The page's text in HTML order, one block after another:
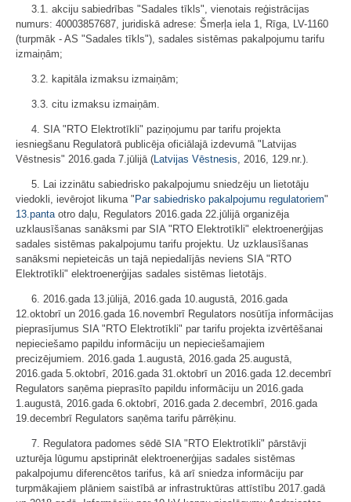
3.1. akciju sabiedrības "Sadales tīkls", vienotais reģistrācijas
numurs: 40003857687, juridiskā adrese: Šmerļa iela 1, Rīga, LV-1160
(turpmāk - AS "Sadales tīkls"), sadales sistēmas pakalpojumu tarifu
izmaiņām;
3.2. kapitāla izmaksu izmaiņām;
3.3. citu izmaksu izmaiņām.
4. SIA "RTO Elektrotīkli" paziņojumu par tarifu projekta
iesniegšanu Regulatorā publicēja oficiālajā izdevumā "Latvijas
Vēstnesis" 2016.gada 7.jūlijā (Latvijas Vēstnesis, 2016, 129.nr.).
5. Lai izzinātu sabiedrisko pakalpojumu sniedzēju un lietotāju
viedokli, ievērojot likuma " Par sabiedrisko pakalpojumu regulatoriem"
13.pantaotro daļu, Regulators 2016.gada 22.jūlijā organizēja
uzklausīšanas sanāksmi par SIA "RTO Elektrotīkli" elektroenerģijas
sadales sistēmas pakalpojumu tarifu projektu. Uz uzklausīšanas
sanāksmi nepieteicās un tajā nepiedalījās neviens SIA "RTO
Elektrotīkli" elektroenerģijas sadales sistēmas lietotājs.
6. 2016.gada 13.jūlijā, 2016.gada 10.augustā, 2016.gada
12.oktobrī un 2016.gada 16.novembrī Regulators nosūtīja informācijas
pieprasījumus SIA "RTO Elektrotīkli" par tarifu projekta izvērtēšanai
nepieciešamo papildu informāciju un nepieciešamajiem
precizējumiem. 2016.gada 1.augustā, 2016.gada 25.augustā,
2016.gada 5.oktobrī, 2016.gada 31.oktobrī un 2016.gada 12.decembrī
Regulators saņēma pieprasīto papildu informāciju un 2016.gada
1.augustā, 2016.gada 6.oktobrī, 2016.gada 2.decembrī, 2016.gada
19.decembrī Regulators saņēma tarifu pārrēķinu.
7. Regulatora padomes sēdē SIA "RTO Elektrotīkli" pārstāvji
uzturēja lūgumu apstiprināt elektroenerģijas sadales sistēmas
pakalpojumu diferencētos tarifus, kā arī sniedza informāciju par
turpmākajiem plāniem saistībā ar infrastruktūras attīstību 2017.gadā